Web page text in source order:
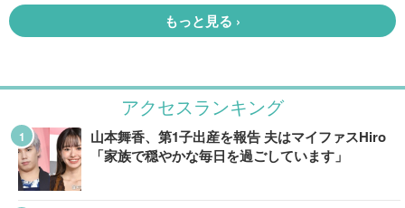
アクセスランキング
山本舞香、第1子出産を報告 夫はマイファスHiro
「家族で穏やかな毎日を過ごしています」